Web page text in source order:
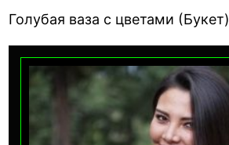
Голубая ваза с цветами (Букет)